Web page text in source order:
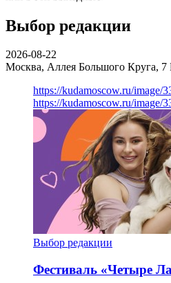
Выбор редакции
2026-08-22
Москва, Аллея Большого Круга, 7
https://kudamoscow.ru/image/
https://kudamoscow.ru/image/
Выбор редакции
Фестиваль «Четыре